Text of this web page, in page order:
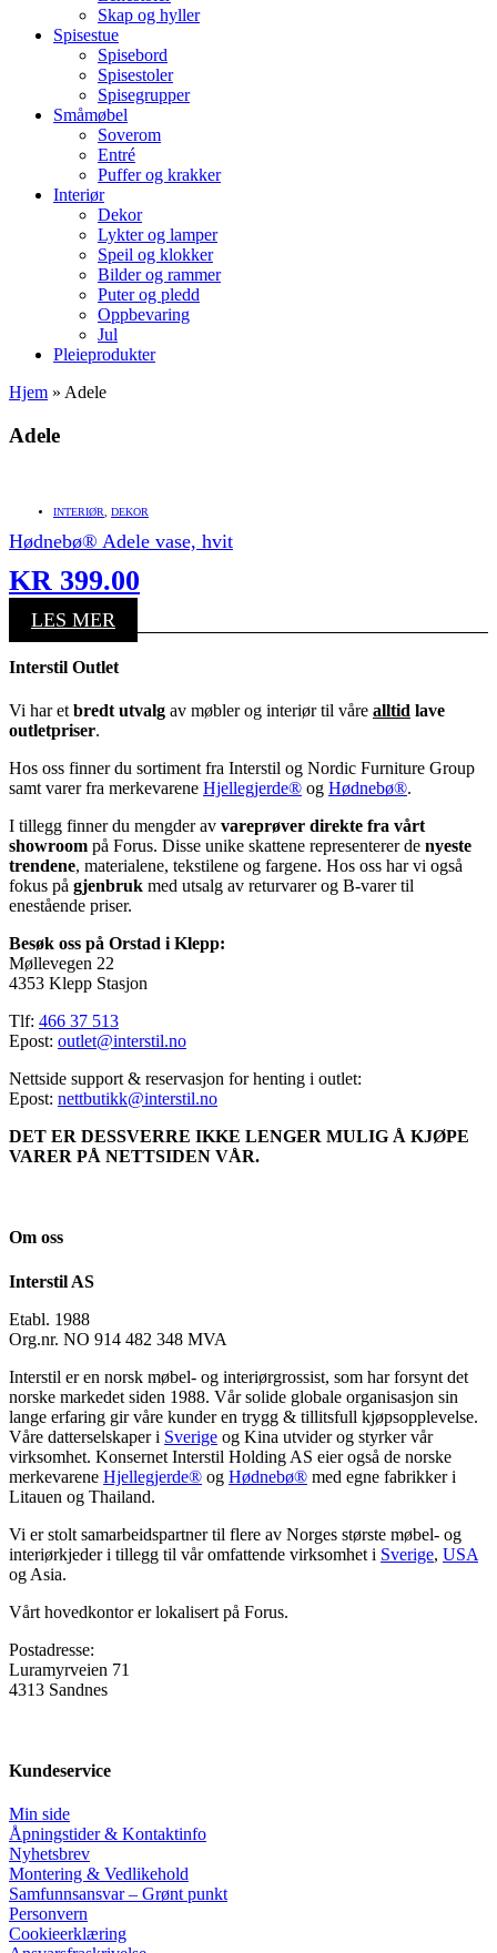
Skap og hyller
Spisestue
Spisebord
Spisestoler
Spisegrupper
Småmøbel
Soverom
Entré
Puffer og krakker
Interiør
Dekor
Lykter og lamper
Speil og klokker
Bilder og rammer
Puter og pledd
Oppbevaring
Jul
Pleieprodukter
Hjem » Adele
Adele
INTERIØR, DEKOR
Hødnebø® Adele vase, hvit
KR 399.00
LES MER
Interstil Outlet
Vi har et bredt utvalg av møbler og interiør til våre alltid lave
outletpriser.
Hos oss finner du sortiment fra Interstil og Nordic Furniture Group
samt varer fra merkevarene Hjellegjerde® og Hødnebø®.
I tillegg finner du mengder av vareprøver direkte fra vårt
showroom på Forus. Disse unike skattene representerer de nyeste
trendene, materialene, tekstilene og fargene. Hos oss har vi også
fokus på gjenbruk med utsalg av returvarer og B-varer til
enestående priser.
Besøk oss på Orstad i Klepp:
Møllevegen 22
4353 Klepp Stasjon
Tlf: 466 37 513
Epost: outlet@interstil.no
Nettside support & reservasjon for henting i outlet:
Epost: nettbutikk@interstil.no
DET ER DESSVERRE IKKE LENGER MULIG Å KJØPE
VARER PÅ NETTSIDEN VÅR.
Om oss
Interstil AS
Etabl. 1988
Org.nr. NO 914 482 348 MVA
Interstil er en norsk møbel- og interiørgrossist, som har forsynt det
norske markedet siden 1988. Vår solide globale organisasjon sin
lange erfaring gir våre kunder en trygg & tillitsfull kjøpsopplevelse.
Våre datterselskaper i Sverige og Kina utvider og styrker vår
virksomhet. Konsernet Interstil Holding AS eier også de norske
merkevarene Hjellegjerde® og Hødnebø® med egne fabrikker i
Litauen og Thailand.
Vi er stolt samarbeidspartner til flere av Norges største møbel- og
interiørkjeder i tillegg til vår omfattende virksomhet i Sverige, USA
og Asia.
Vårt hovedkontor er lokalisert på Forus.
Postadresse:
Luramyrveien 71
4313 Sandnes
Kundeservice
Min side
Åpningstider & Kontaktinfo
Nyhetsbrev
Montering & Vedlikehold
Samfunnsansvar – Grønt punkt
Personvern
Cookieerklæring